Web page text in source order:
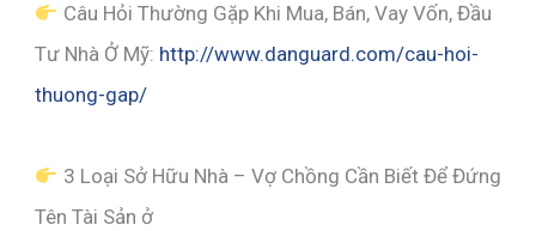
Câu Hỏi Thường Gặp Khi Mua, Bán, Vay Vốn, Đầu
Tư Nhà Ở Mỹ: http://www.danguard.com/cau-hoi-
thuong-gap/
3 Loại Sở Hữu Nhà – Vợ Chồng Cần Biết Để Đứng
Tên Tài Sản ở